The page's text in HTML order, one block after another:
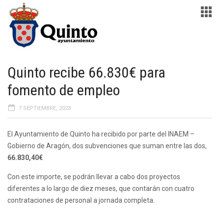
Quinto recibe 66.830€ para
fomento de empleo
7 SEPTIEMBRE, 2023
El Ayuntamiento de Quinto ha recibido por parte del INAEM –
Gobierno de Aragón, dos subvenciones que suman entre las dos,
66.830,40€
Con este importe, se podrán llevar a cabo dos proyectos
diferentes a lo largo de diez meses, que contarán con cuatro
contrataciones de personal a jornada completa.